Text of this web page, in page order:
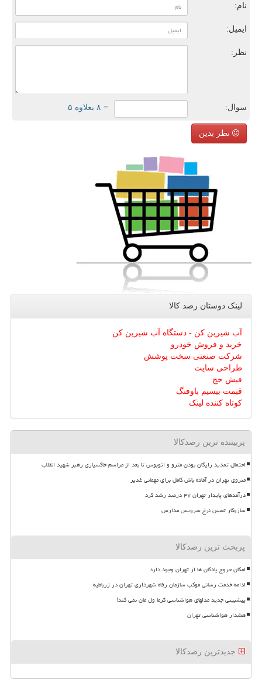
نام:
ایمیل:
نظر:
سوال: = ۸ بعلاوه ۵
نظر بدین
لینک دوستان رصد كالا
آب شیرین کن - دستگاه آب شیرین کن
خرید و فروش خودرو
شرکت صنعتی سخت پوشش
طراحی سایت
فیش حج
قیمت بیسیم باوفنگ
کوتاه کننده لینک
پربیننده ترین رصدکالا
احتمال تمدید رایگان بودن مترو و اتوبوس تا بعد از مراسم خاکسپاری رهبر شهید انقلاب
متروی تهران در آماده باش کامل برای مهمانی غدیر
درآمدهای پایدار تهران ۴۷ درصد رشد کرد
سازوکار تعیین نرخ سرویس مدارس
پربحث ترین رصدکالا
امکان خروج پادگان ها از تهران وجود دارد
ادامه خدمت رسانی موکب سازمان رفاه شهرداری تهران در زرباطیه
پیشبینی جدید مدلهای هواشناسی گرما ول مان نمی کند!
هشدار هواشناسی تهران
جدیدترین رصدکالا